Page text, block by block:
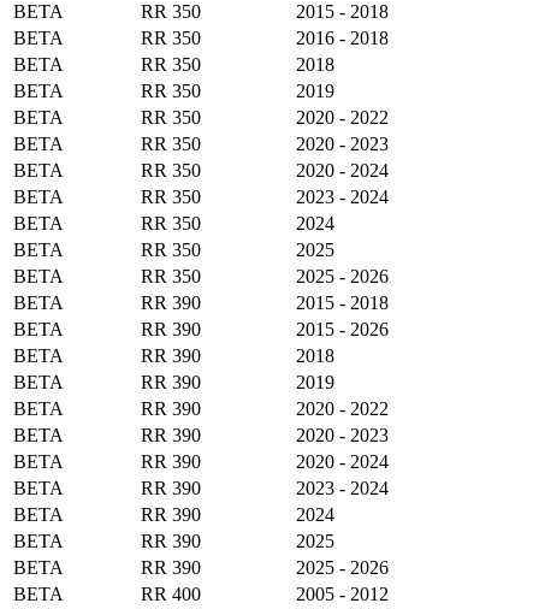
BETA
RR 350
2015 - 2018
BETA
RR 350
2016 - 2018
BETA
RR 350
2018
BETA
RR 350
2019
BETA
RR 350
2020 - 2022
BETA
RR 350
2020 - 2023
BETA
RR 350
2020 - 2024
BETA
RR 350
2023 - 2024
BETA
RR 350
2024
BETA
RR 350
2025
BETA
RR 350
2025 - 2026
BETA
RR 390
2015 - 2018
BETA
RR 390
2015 - 2026
BETA
RR 390
2018
BETA
RR 390
2019
BETA
RR 390
2020 - 2022
BETA
RR 390
2020 - 2023
BETA
RR 390
2020 - 2024
BETA
RR 390
2023 - 2024
BETA
RR 390
2024
BETA
RR 390
2025
BETA
RR 390
2025 - 2026
BETA
RR 400
2005 - 2012